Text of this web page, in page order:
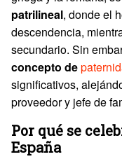
patrilineal, donde el
descendencia,
secundario. Sin
concepto de
significativos,
proveedor y jefe de
Por qué se
España